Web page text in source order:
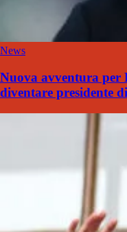
News
Nuova avventura per
diventare presidente